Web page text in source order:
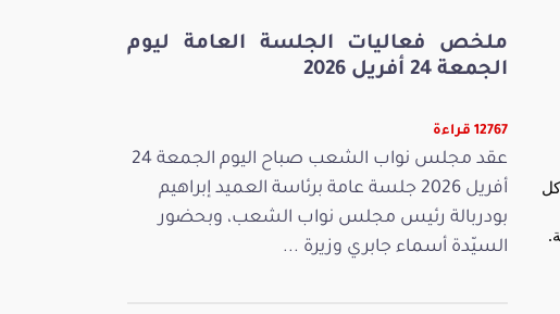
ملخص فعاليات الجلسة العامة ليوم
الجمعة 24 أفريل 2026
12767 قراءة
عقد مجلس نواب الشعب صباح اليوم الجمعة 24
أفريل 2026 جلسة عامة برئاسة العميد إبراهيم
بودربالة رئيس مجلس نواب الشعب، وبحضور
السيّدة أسماء جابري وزيرة ...